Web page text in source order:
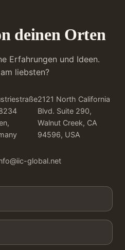
deinen Orten
Erfahrungen und Ideen.
liebsten?
2121 North California
Blvd. Suite 290,
Walnut Creek, CA
94596, USA
global.net